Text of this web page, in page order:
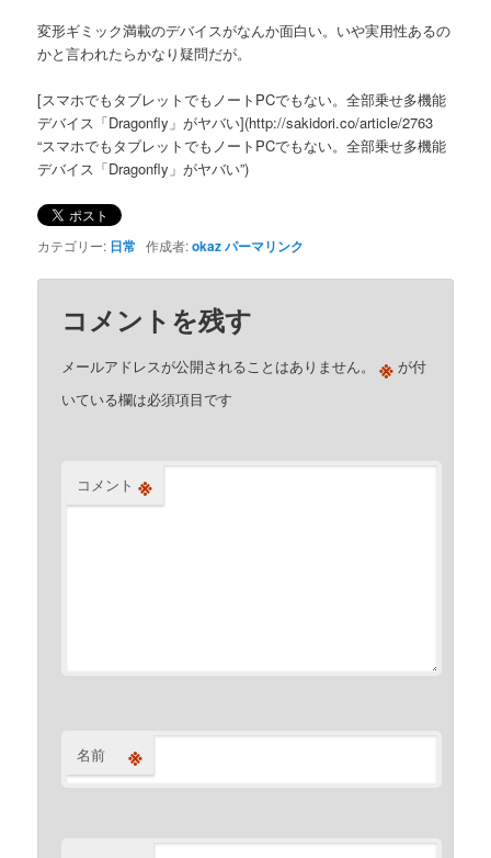
変形ギミック満載のデバイスがなんか面白い。いや実用性あるの
かと言われたらかなり疑問だが。
[スマホでもタブレットでもノートPCでもない。全部乗せ多機能
デバイス「Dragonfly」がヤバい](http://sakidori.co/article/2763
“スマホでもタブレットでもノートPCでもない。全部乗せ多機能
デバイス「Dragonfly」がヤバい”)
カテゴリー: 日常 作成者:okazパーマリンク
コメントを残す
メールアドレスが公開されることはありません。 ※ が付
いている欄は必須項目です
コメント ※
名前 ※